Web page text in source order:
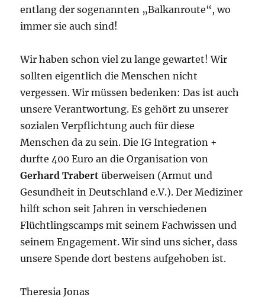
entlang der sogenannten „Balkanroute“, wo
immer sie auch sind!
Wir haben schon viel zu lange gewartet! Wir
sollten eigentlich die Menschen nicht
vergessen. Wir müssen bedenken: Das ist auch
unsere Verantwortung. Es gehört zu unserer
sozialen Verpflichtung auch für diese
Menschen da zu sein. Die IG Integration +
durfte 400 Euro an die Organisation von
Gerhard Trabert überweisen (Armut und
Gesundheit in Deutschland e.V.). Der Mediziner
hilft schon seit Jahren in verschiedenen
Flüchtlingscamps mit seinem Fachwissen und
seinem Engagement. Wir sind uns sicher, dass
unsere Spende dort bestens aufgehoben ist.
Theresia Jonas